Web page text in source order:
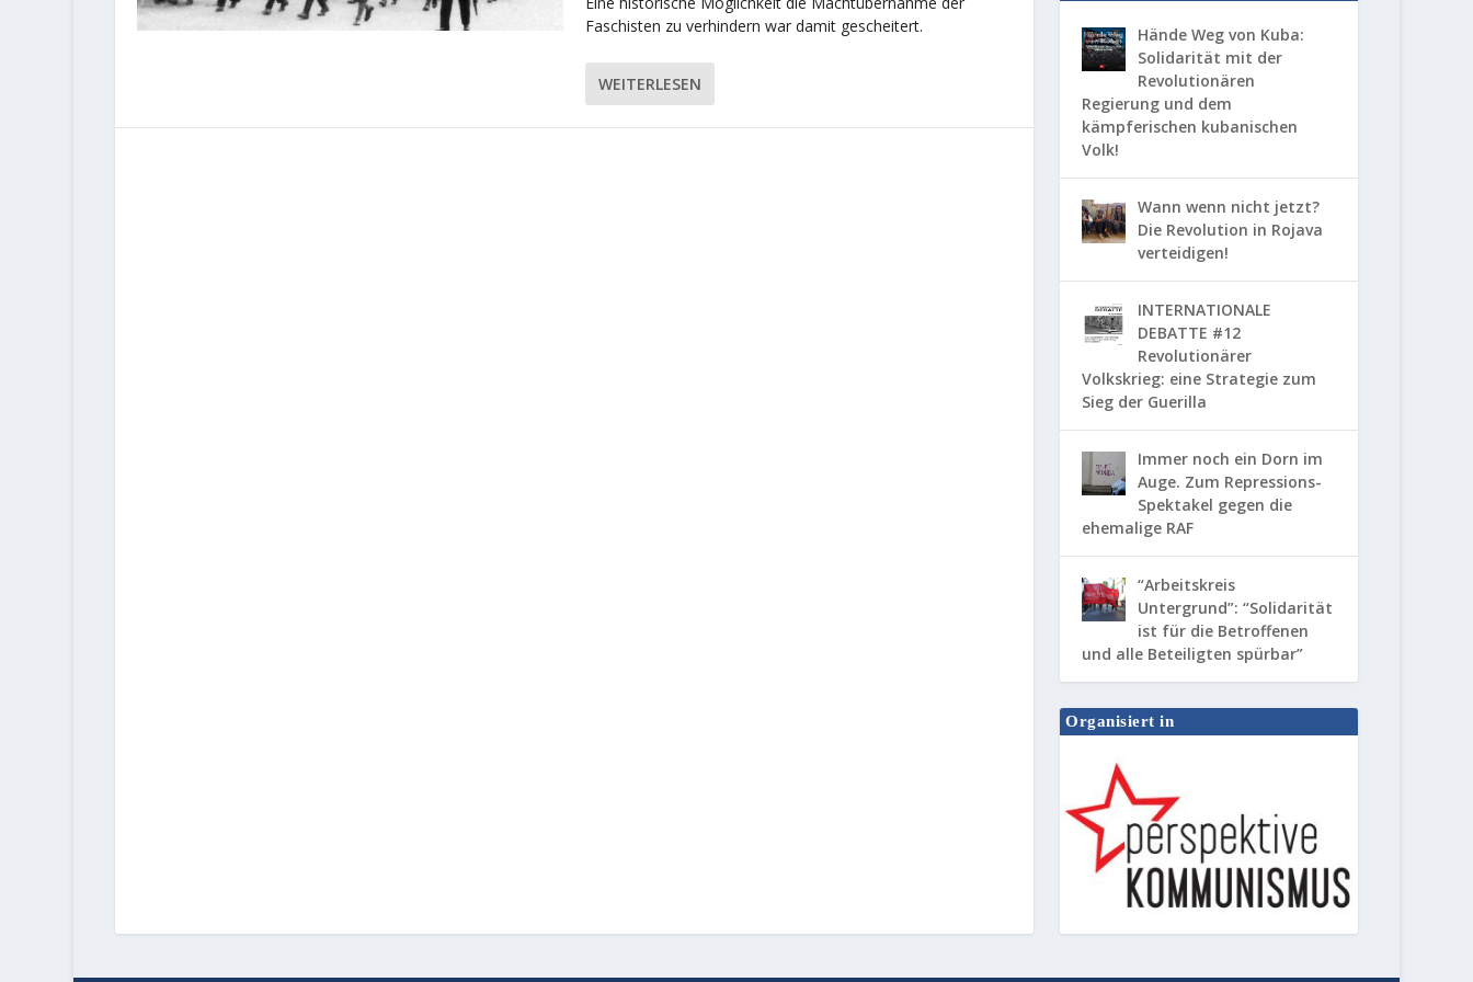
Faschisten zu verhindern war damit gescheitert.
WEITERLESEN
Hände Weg von Kuba:
Solidarität mit der
Revolutionären
Regierung und dem
kämpferischen kubanischen
Volk!
Wann wenn nicht jetzt?
Die Revolution in Rojava
verteidigen!
INTERNATIONALE
DEBATTE #12
Revolutionärer
Volkskrieg: eine Strategie zum
Sieg der Guerilla
Immer noch ein Dorn im
Auge. Zum Repressions-
Spektakel gegen die
ehemalige RAF
“Arbeitskreis
Untergrund”: “Solidarität
ist für die Betroffenen
und alle Beteiligten spürbar”
Organisiert in